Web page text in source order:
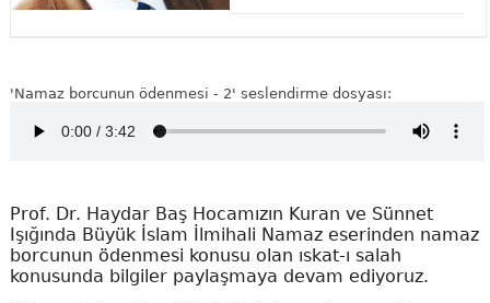
'Namaz borcunun ödenmesi - 2' seslendirme dosyası:
Prof. Dr. Haydar Baş Hocamızın Kuran ve Sünnet
Işığında Büyük İslam İlmihali Namaz eserinden namaz
borcunun ödenmesi konusu olan ıskat-ı salah
konusunda bilgiler paylaşmaya devam ediyoruz.